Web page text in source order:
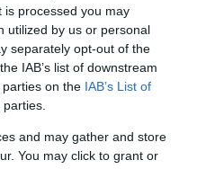
processed you may
utilized by us or personal
separately opt-out of the
IAB’s list of downstream
on the IAB’s List of
and may gather and store
You may click to grant or
"I miei
fantasia,
pazza: sto